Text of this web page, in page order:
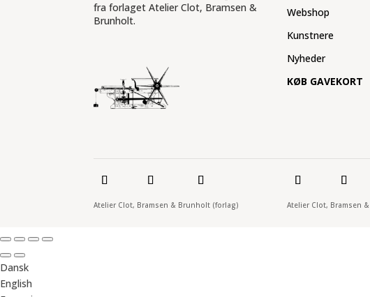
fra forlaget Atelier Clot, Bramsen &
Brunholt.
Webshop
Kunstnere
Nyheder
KØB GAVEKORT
Atelier Clot, Bramsen & Brunholt (forlag) Atelier Clot, Bramsen
Dansk
English